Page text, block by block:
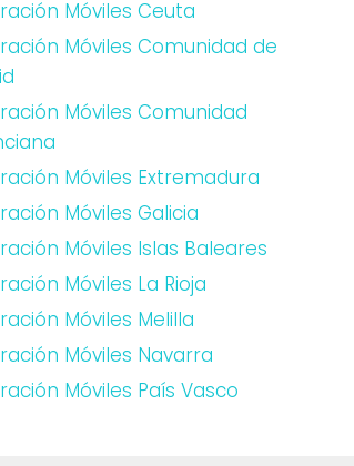
Móviles Ceuta
Móviles Comunidad de
Móviles Comunidad
Móviles Extremadura
Móviles Galicia
Móviles Islas Baleares
Móviles La Rioja
Móviles Melilla
Móviles Navarra
Móviles País Vasco